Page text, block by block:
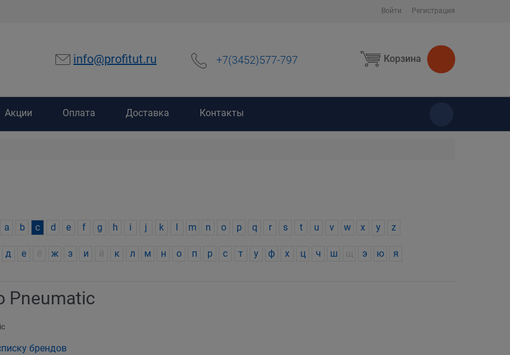
Войти Регистрация
info@profitut.ru +7(3452)577-797 Корзина
Акции Оплата Доставка Контакты
a b c d e f g h i j k m n o p q r s t u v w x y z
д е ж з и к л м н о п р с т у ф х ц ч ш э ю я
Pneumatic
брендов